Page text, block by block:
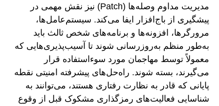
مدیریت مداوم وصله‌ها (Patch) نیز نقش مهمی در
پیشگیری از باج‌افزار ایفا می‌کند. سیستم‌عامل‌ها،
مرورگرها، افزونه‌ها و برنامه‌های شخص ثالث باید
به‌طور منظم به‌روزرسانی شوند تا آسیب‌پذیری‌هایی که
معمولاً توسط مهاجمان مورد سوءاستفاده قرار
می‌گیرند، بسته شوند. راه‌حل‌های پیشرفته امنیتی نقطه
پایانی که قادر به نظارت رفتاری هستند، می‌توانند به
شناسایی فعالیت‌های رمزگذاری مشکوک قبل از وقوع